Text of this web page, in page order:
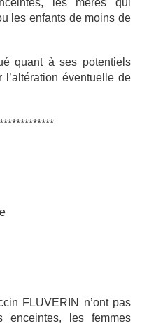
les enfants de moins de
quant à ses potentiels
éventuelle de
FLUVERIN n’ont pas
enceintes, les femmes